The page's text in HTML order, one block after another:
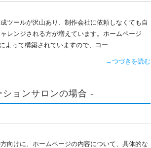
ツールが沢山あり、制作会社に依頼しなくても自
レンジされる方が増えています。ホームページ
よって構築されていますので、コー
→つづきを読む
ョンサロンの場合 -
向けに、ホームページの内容について、具体的な